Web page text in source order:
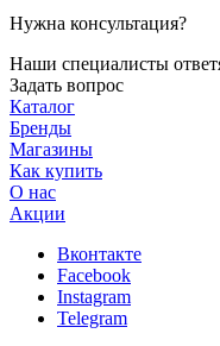
Нужна консультация?
Наши специалисты
Задать вопрос
Каталог
Бренды
Магазины
Как купить
О нас
Акции
Вконтакте
Facebook
Instagram
Telegram